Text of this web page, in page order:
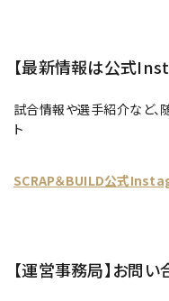
【最新情報は公式
試合情報や選手紹介など、
ト
SCRAP＆BUILD公式
【運営事務局】お問